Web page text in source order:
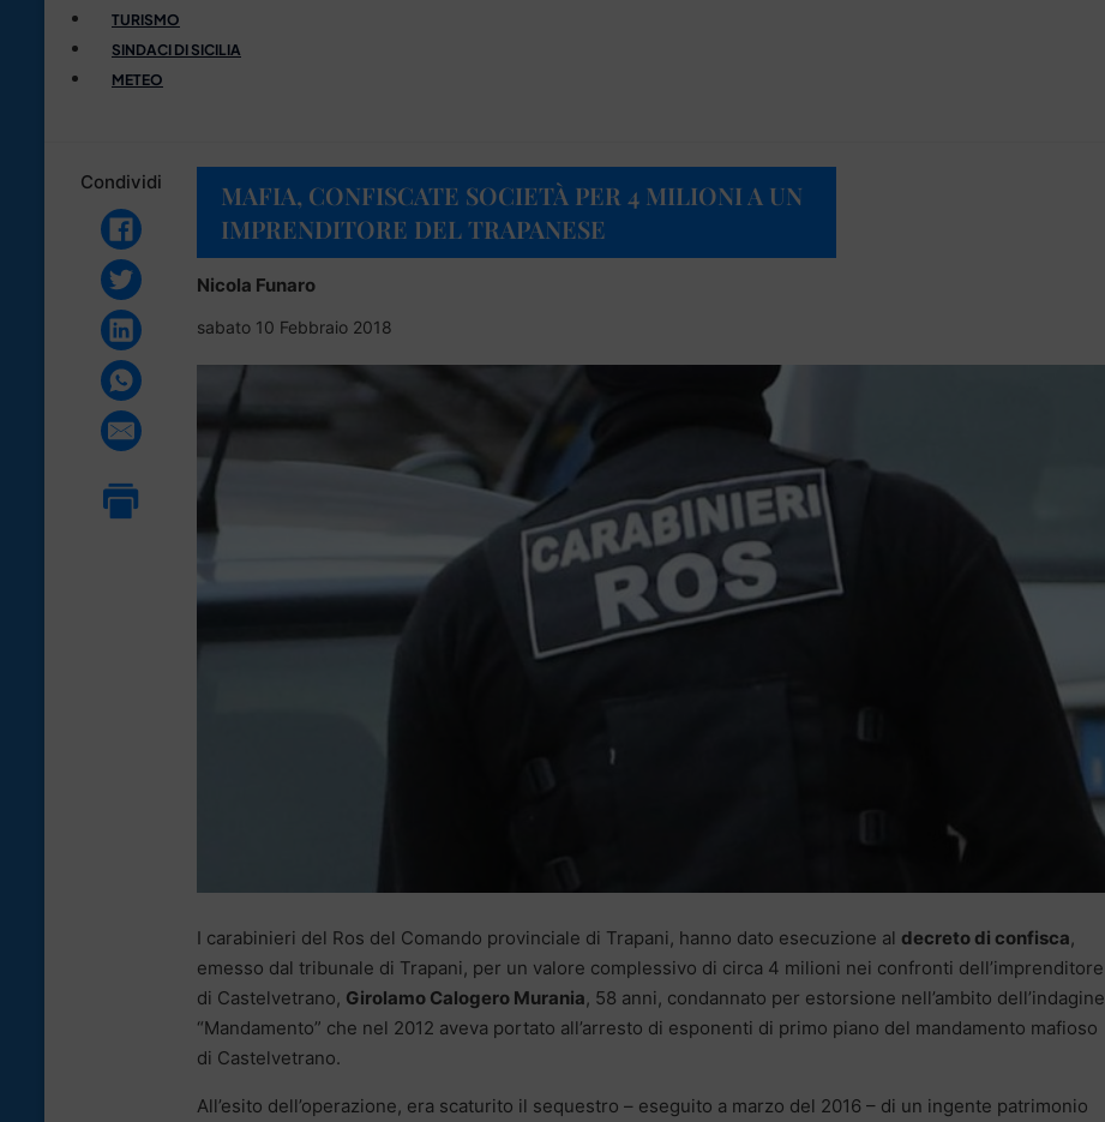
TURISMO
SINDACI DI SICILIA
METEO
Condividi
MAFIA, CONFISCATE SOCIETÀ PER 4 MILIONI A UN
IMPRENDITORE DEL TRAPANESE
Nicola Funaro
sabato 10 Febbraio 2018
I carabinieri del Ros del Comando provinciale di Trapani, hanno dato esecuzione al decreto di confisca,
emesso dal tribunale di Trapani, per un valore complessivo di circa 4 milioni nei confronti dell’imprenditore
di Castelvetrano, Girolamo Calogero Murania, 58 anni, condannato per estorsione nell’ambito dell’indagine
“Mandamento” che nel 2012 aveva portato all’arresto di esponenti di primo piano del mandamento mafioso
di Castelvetrano.
All’esito dell’operazione, era scaturito il sequestro – eseguito a marzo del 2016 – di un ingente patrimonio